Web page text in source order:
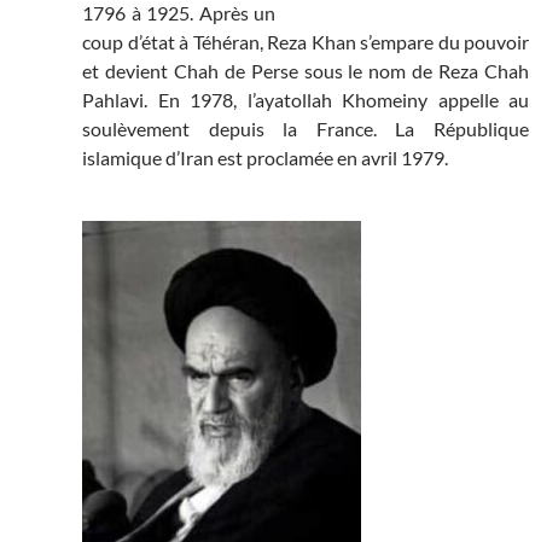
1796 à 1925. Après un
coup d’état à Téhéran, Reza Khan s’empare du pouvoir
et devient Chah de Perse sous le nom de Reza Chah
Pahlavi. En 1978, l’ayatollah Khomeiny appelle au
soulèvement depuis la France. La République
islamique d’Iran est proclamée en avril 1979.